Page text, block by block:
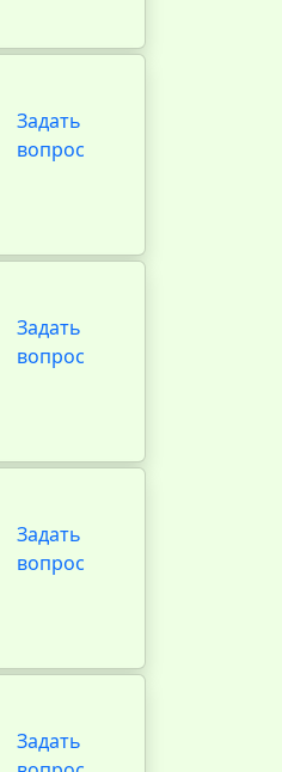
Задать
вопрос
Задать
вопрос
Задать
вопрос
Задать